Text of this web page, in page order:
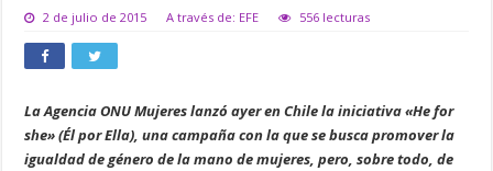
2 de julio de 2015 A través de: EFE 556 lecturas
La Agencia ONU Mujeres lanzó ayer en Chile la iniciativa «He for
she» (Él por Ella), una campaña con la que se busca promover la
igualdad de género de la mano de mujeres, pero, sobre todo, de